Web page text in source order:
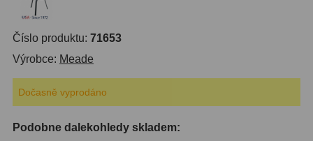
Měřící, s mřížkou
Ostatní 30
Doplňky1
Číslo produktu: 71653
Výrobce: Meade
Dočasně vyprodáno
Podobne dalekohledy skladem: